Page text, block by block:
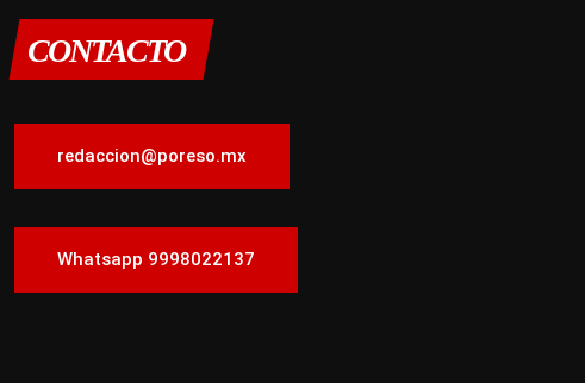
CONTACTO
redaccion@poreso.mx
Whatsapp 9998022137